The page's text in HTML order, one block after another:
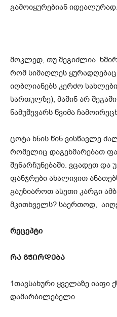
გამოიყურებიან
მოკლედ, თუ შეგიძლია
რომ სიმაღლეს ყურადღებაც
იღბლიანებს კერძო
სართულზე), მაშინ არ
ნამუშევარს წვიმა
ცოტა ხნის წინ ვისწავლე
რომელიც დაგეხმარებათ
შენარჩუნებაში. ვცადეთ და
ფანჯრები ახალივით
გაუზიაროთ ასეთი კარგი
მკითხველს? საერთოდ,
რეცეპტი
ᲠᲐ ᲒᲭᲘᲠᲓᲔᲑᲐ
1თავსახური ყველაზე იაფი
დამარბილებელი